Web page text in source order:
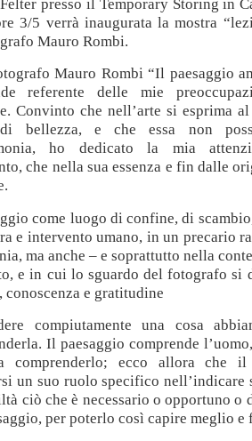
presso il Temporary Storing in
3/5 verrà inaugurata la mostra
Mauro Rombi.
Mauro Rombi “Il paesaggio
referente delle mie
Convinto che nell’arte si esprima
bellezza, e che essa non
ho dedicato la mia
che nella sua essenza e fin dalle
come luogo di confine, di
e intervento umano, in un precario
ma anche – e soprattutto nella
e in cui lo sguardo del fotografo si
conoscenza e gratitudine
compiutamente una cosa
Il paesaggio comprende
comprenderlo; ecco allora che
un suo ruolo specifico nell’indicare
ciò che è necessario o opportuno o
per poterlo così capire meglio e